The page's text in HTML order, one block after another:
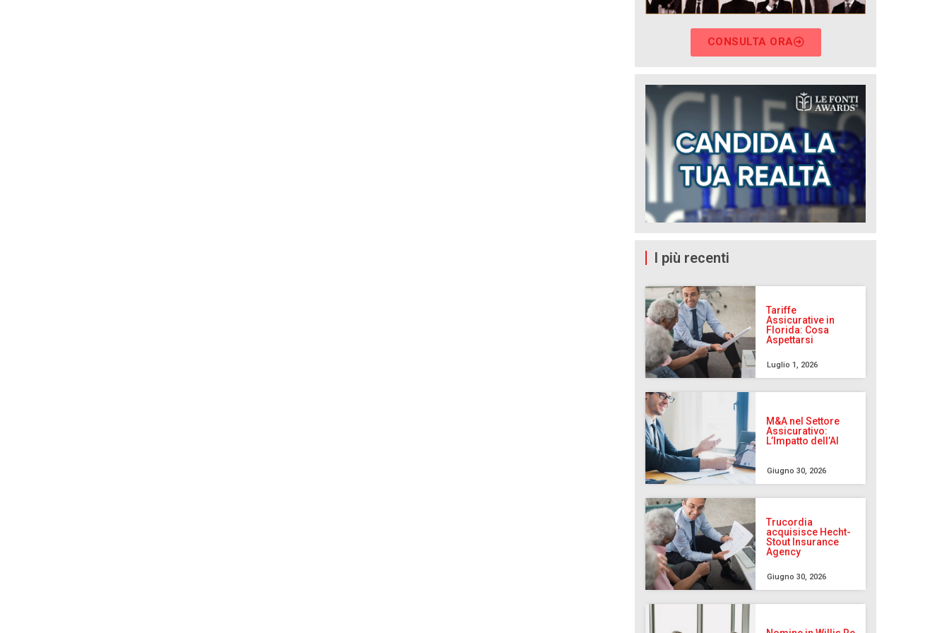
CONSULTA ORA
I più recenti
Tariffe
Assicurative in
Florida: Cosa
Aspettarsi
Luglio 1, 2026
M&A nel Settore
Assicurativo:
L’Impatto dell’AI
Giugno 30, 2026
Trucordia
acquisisce Hecht-
Stout Insurance
Agency
Giugno 30, 2026